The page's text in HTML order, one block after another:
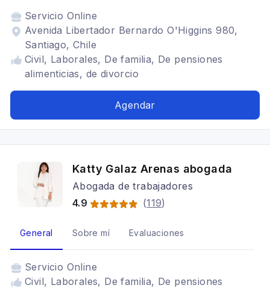
Servicio Online
Avenida Libertador Bernardo O'Higgins 980,
Santiago, Chile
Civil, Laborales, De familia, De pensiones
alimenticias, de divorcio
Agendar
Katty Galaz Arenas abogada
Abogada de trabajadores
4.9
(119)
General Sobre mí Evaluaciones
Servicio Online
Civil, Laborales, De familia, De pensiones